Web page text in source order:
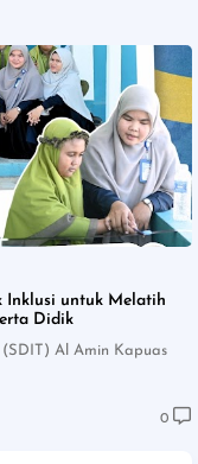
Inklusi untuk Melatih
Didik
Al Amin Kapuas
0